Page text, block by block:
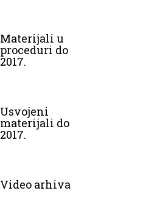
Materijali u
proceduri do
2017.
Usvojeni
materijali do
2017.
Video arhiva